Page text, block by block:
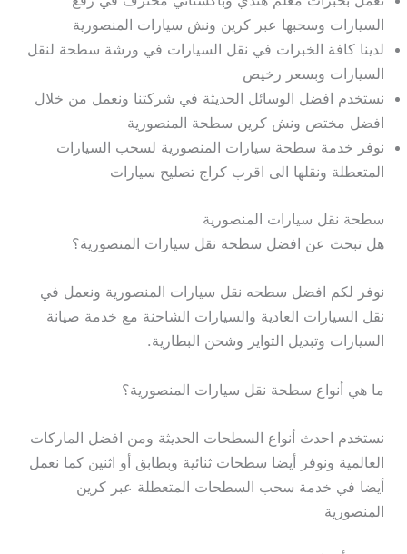
السيارات وسحبها عبر كرين ونش سيارات المنصورية
لدينا كافة الخبرات في نقل السيارات في ورشة سطحة لنقل
السيارات وبسعر رخيص
نستخدم افضل الوسائل الحديثة في شركتنا ونعمل من خلال
افضل مختص ونش كرين سطحة المنصورية
نوفر خدمة سطحة سيارات المنصورية لسحب السيارات
المتعطلة ونقلها الى اقرب كراج تصليح سيارات
سطحة نقل سيارات المنصورية
هل تبحث عن افضل سطحة نقل سيارات المنصورية؟
نوفر لكم افضل سطحه نقل سيارات المنصورية ونعمل في
نقل السيارات العادية والسيارات الشاحنة مع خدمة صيانة
السيارات وتبديل التواير وشحن البطارية.
ما هي أنواع سطحة نقل سيارات المنصورية؟
نستخدم احدث أنواع السطحات الحديثة ومن افضل الماركات
العالمية ونوفر أيضا سطحات ثنائية وبطابق أو اثنين كما نعمل
أيضا في خدمة سحب السطحات المتعطلة عبر كرين
المنصورية